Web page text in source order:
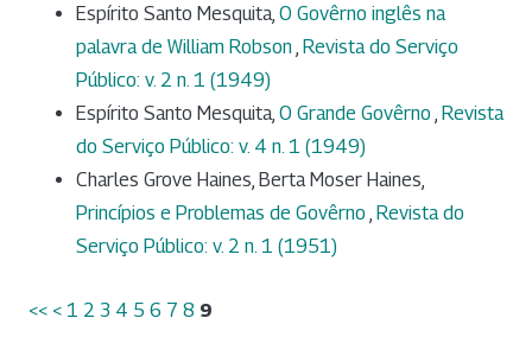
Espírito Santo Mesquita, O Govêrno inglês na
palavra de William Robson , Revista do Serviço
Público: v. 2 n. 1 (1949)
Espírito Santo Mesquita, O Grande Govêrno , Revista
do Serviço Público: v. 4 n. 1 (1949)
Charles Grove Haines, Berta Moser Haines,
Princípios e Problemas de Govêrno , Revista do
Serviço Público: v. 2 n. 1 (1951)
<< < 1 2 3 4 5 6 7 8 9